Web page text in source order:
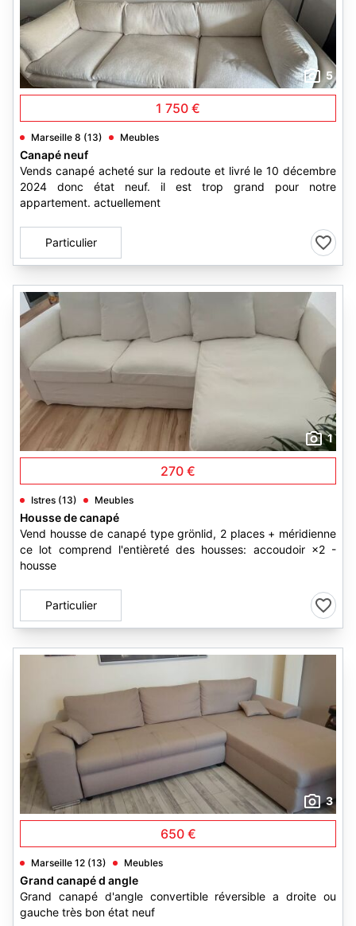
5
1 750 €
Marseille 8 (13) Meubles
Canapé neuf
Vends canapé acheté sur la redoute et livré le 10 décembre
2024 donc état neuf. il est trop grand pour notre
appartement. actuellement
Particulier
1
270 €
Istres (13) Meubles
Housse de canapé
Vend housse de canapé type grönlid, 2 places + méridienne
ce lot comprend l'entièreté des housses: accoudoir ×2 -
housse
Particulier
3
650 €
Marseille 12 (13) Meubles
Grand canapé d angle
Grand canapé d'angle convertible réversible a droite ou
gauche très bon état neuf